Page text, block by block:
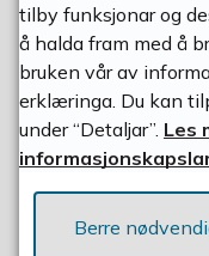
Tilskot
Andre
tilby funksjonar og
å halda fram med å
bruken vår av
erklæringa. Du kan
under “Detaljar”. Les
Berre